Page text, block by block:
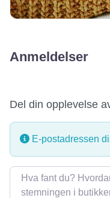
Anmeldelser
Del din opplevelse
E-postadressen
Omtale